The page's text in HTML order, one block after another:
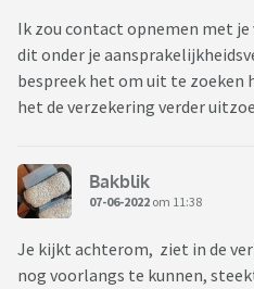
Ik zou contact opnemen met
dit onder je
bespreek het om uit te zoeken
het de verzekering verder
Bakblik
07-06-2022 om 11:38
Je kijkt achterom, ziet in de
nog voorlangs te kunnen,